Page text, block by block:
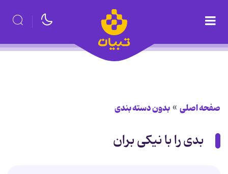
صفحه اصلی بدون دسته بندی
بدی را با نیکی بران